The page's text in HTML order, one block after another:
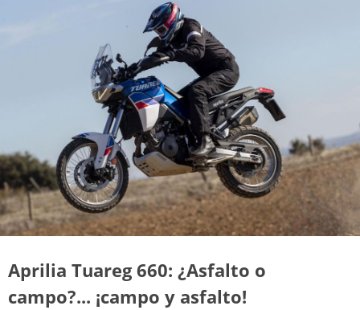
Aprilia Tuareg 660: ¿Asfalto o
campo?... ¡campo y asfalto!